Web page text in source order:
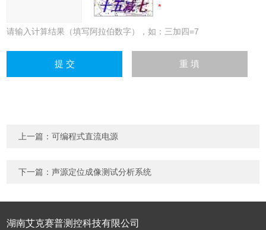
请输入计算结果（填写阿拉伯数字），如：三加四=7
上一篇：可编程式直流电源
下一篇：声源定位成像测试分析系统
湖南艾克赛普测控科技有限公司